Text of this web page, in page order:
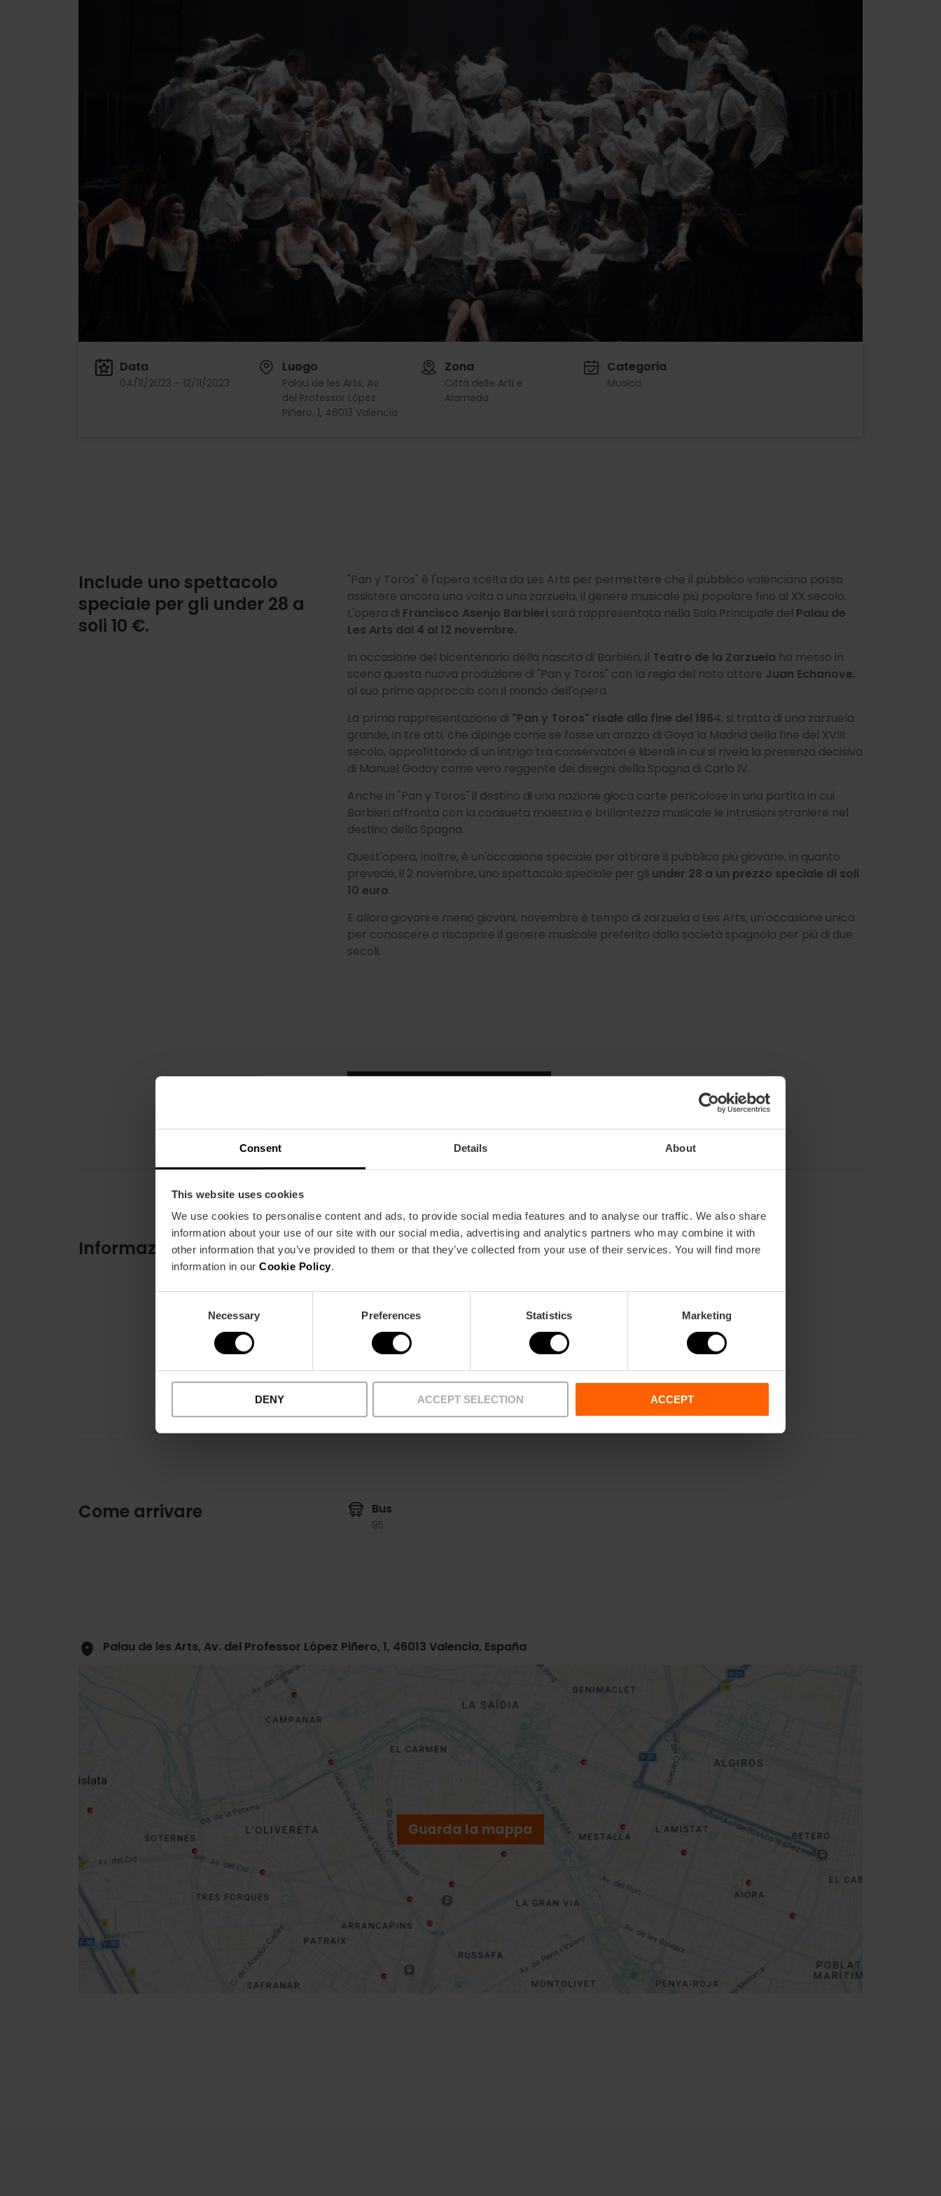
Consent Details About
This website uses cookies
We use cookies to personalise content and ads, to provide social media features and to analyse our traffic. We also share
information about your use of our site with our social media, advertising and analytics partners who may combine it with
other information that you’ve provided to them or that they’ve collected from your use of their services. You will find more
information in our Cookie Policy.
Necessary Preferences Statistics Marketing
DENY ACCEPT SELECTION ACCEPT
Data
04/11/2023 - 12/11/2023
Luogo
Palau de les Arts, Av.
del Professor López
Piñero, 1, 46013 València
Zona
Città delle Arti e
Alameda
Categoria
Musica
Include uno spettacolo
speciale per gli under 28 a
soli 10 €.
"Pan y Toros" è l'opera scelta da Les Arts per permettere che il pubblico valenciano possa
assistere ancora una volta a una zarzuela, il genere musicale più popolare fino al XX secolo.
L'opera di Francisco Asenjo Barbieri sarà rappresentata nella Sala Principale del Palau de
Les Arts dal 4 al 12 novembre.
In occasione del bicentenario della nascita di Barbieri, il Teatro de la Zarzuela ha messo in
scena questa nuova produzione di "Pan y Toros" con la regia del noto attore Juan Echanove,
al suo primo approccio con il mondo dell'opera.
La prima rappresentazione di "Pan y Toros" risale alla fine del 1864, si tratta di una zarzuela
grande, in tre atti, che dipinge come se fosse un arazzo di Goya la Madrid della fine del XVIII
secolo, approfittando di un intrigo tra conservatori e liberali in cui si rivela la presenza decisiva
di Manuel Godoy come vero reggente dei disegni della Spagna di Carlo IV.
Anche in "Pan y Toros" il destino di una nazione gioca carte pericolose in una partita in cui
Barbieri affronta con la consueta maestria e brillantezza musicale le intrusioni straniere nel
destino della Spagna.
Quest'opera, inoltre, è un'occasione speciale per attirare il pubblico più giovane, in quanto
prevede, il 2 novembre, uno spettacolo speciale per gli under 28 a un prezzo speciale di soli
10 euro.
E allora giovani e meno giovani, novembre è tempo di zarzuela a Les Arts, un'occasione unica
per conoscere o riscoprire il genere musicale preferito dalla società spagnola per più di due
secoli.
Informazioni pratiche Data
Tickets
A partire da 28€
Come arrivare Bus
95
Palau de les Arts, Av. del Professor López Piñero, 1, 46013 Valencia, España
Guarda la mappa
Indicazioni
sidebar